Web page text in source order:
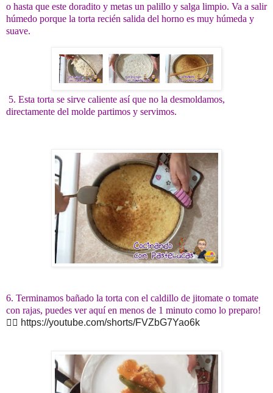
o hasta que este doradito y metas un palillo y salga limpio. Va a salir
húmedo porque la torta recién salida del horno es muy húmeda y
suave.
5. Esta torta se sirve caliente así que no la desmoldamos,
directamente del molde partimos y servimos.
6. Terminamos bañado la torta con el caldillo de jitomate o tomate
con rajas, puedes ver aquíen menos de 1 minuto como lo preparo!
👉🏻 https://youtube.com/shorts/FVZbG7Yao6k